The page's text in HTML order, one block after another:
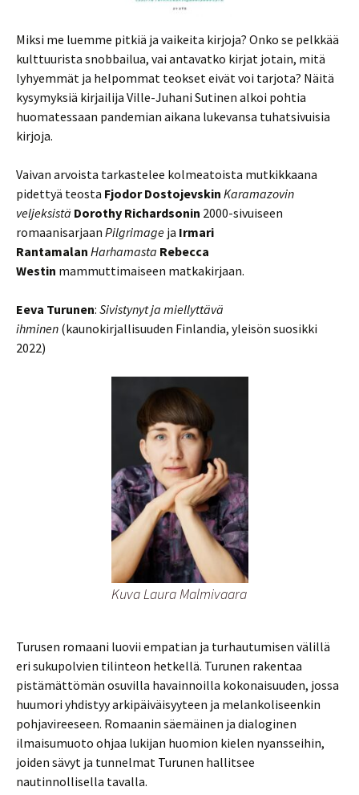
Miksi me luemme pitkiä ja vaikeita kirjoja? Onko se pelkkää
kulttuurista snobbailua, vai antavatko kirjat jotain, mitä
lyhyemmät ja helpommat teokset eivät voi tarjota? Näitä
kysymyksiä kirjailija Ville-Juhani Sutinen alkoi pohtia
huomatessaan pandemian aikana lukevansa tuhatsivuisia
kirjoja.
Vaivan arvoista tarkastelee kolmeatoista mutkikkaana
pidettyä teosta Fjodor Dostojevskin Karamazovin
veljeksistä Dorothy Richardsonin 2000-sivuiseen
romaanisarjaan Pilgrimage ja Irmari
Rantamalan Harhamasta Rebecca
Westin mammuttimaiseen matkakirjaan.
Eeva Turunen: Sivistynyt ja miellyttävä
ihminen (kaunokirjallisuuden Finlandia, yleisön suosikki
2022)
Kuva Laura Malmivaara
Turusen romaani luovii empatian ja turhautumisen välillä
eri sukupolvien tilinteon hetkellä. Turunen rakentaa
pistämättömän osuvilla havainnoilla kokonaisuuden, jossa
huumori yhdistyy arkipäiväisyyteen ja melankoliseenkin
pohjavireeseen. Romaanin säemäinen ja dialoginen
ilmaisumuoto ohjaa lukijan huomion kielen nyansseihin,
joiden sävyt ja tunnelmat Turunen hallitsee
nautinnollisella tavalla.